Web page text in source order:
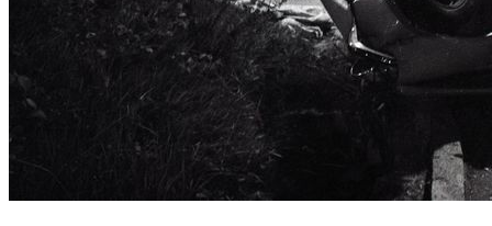
Partido Missão oficializa Renan Santos como
candidato à Presidência